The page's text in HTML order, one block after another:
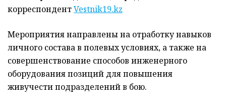
корреспондентVestnik19.kz
Мероприятия направлены на отработку навыков
личного состава в полевых условиях, а также на
совершенствование способов инженерного
оборудования позиций для повышения
живучести подразделений в бою.